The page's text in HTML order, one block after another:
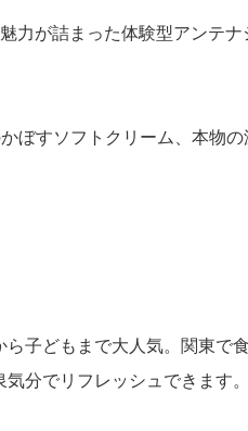
力が詰まった体験型アンテ
ぼすソフトクリーム、本物
子どもまで大人気。関東で
分でリフレッシュできます。